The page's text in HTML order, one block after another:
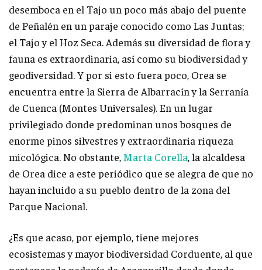
desemboca en el Tajo un poco más abajo del puente
de Peñalén en un paraje conocido como Las Juntas;
el Tajo y el Hoz Seca. Además su diversidad de flora y
fauna es extraordinaria, así como su biodiversidad y
geodiversidad. Y por si esto fuera poco, Orea se
encuentra entre la Sierra de Albarracín y la Serranía
de Cuenca (Montes Universales). En un lugar
privilegiado donde predominan unos bosques de
enorme pinos silvestres y extraordinaria riqueza
micológica. No obstante, Marta Corella, la alcaldesa
de Orea dice a este periódico que se alegra de que no
hayan incluido a su pueblo dentro de la zona del
Parque Nacional.
¿Es que acaso, por ejemplo, tiene mejores
ecosistemas y mayor biodiversidad Corduente, al que